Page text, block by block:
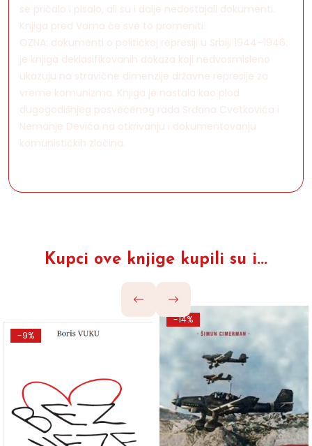
se pričalo i pisalo, ali su i dalje nedostajali dokumenti.
Knjiga pred Vama će sve to promeniti.
OZNA: dokumenti o političkoj represiji u Srbiji 1944–1946.
je knjiga deklasifikovanih dokaza koji nedvosmisleno
ukazuju na stravične dimenzije državne represije za
vreme komunizma. Knjiga je nastala kao plod
dugogodišnjeg posvećenog rada Srđana Cvetkovića i
Nemanje Devića na otkrivanju i dokumentovanju
komunističkih zločina.
Kupci ove knjige kupili su i...
-9%
-14%